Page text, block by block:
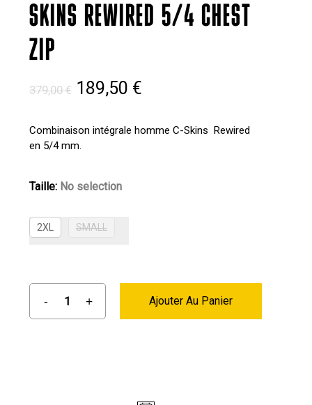
SKINS REWIRED 5/4 CHEST
ZIP
379,00€ Le
initial
était :
189,50 €Le
actuel
Combinaison intégrale homme C-Skins Rewired
en 5/4 mm.
Taille: No selection
2XL SMALL
Ajouter Au Panier